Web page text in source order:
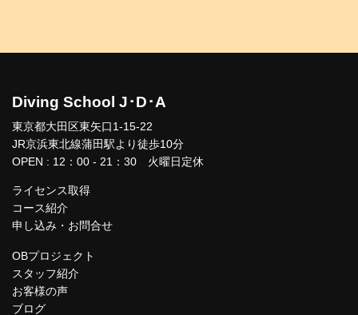
Diving School J･D･A
東京都大田区東矢口1-15-22
JR京浜東北線蒲田駅より徒歩10分
OPEN : 12：00 - 21：30 火曜日定休
ライセンス取得
コース紹介
申し込み・お問合せ
OBプロジェクト
スタッフ紹介
お客様の声
ブログ